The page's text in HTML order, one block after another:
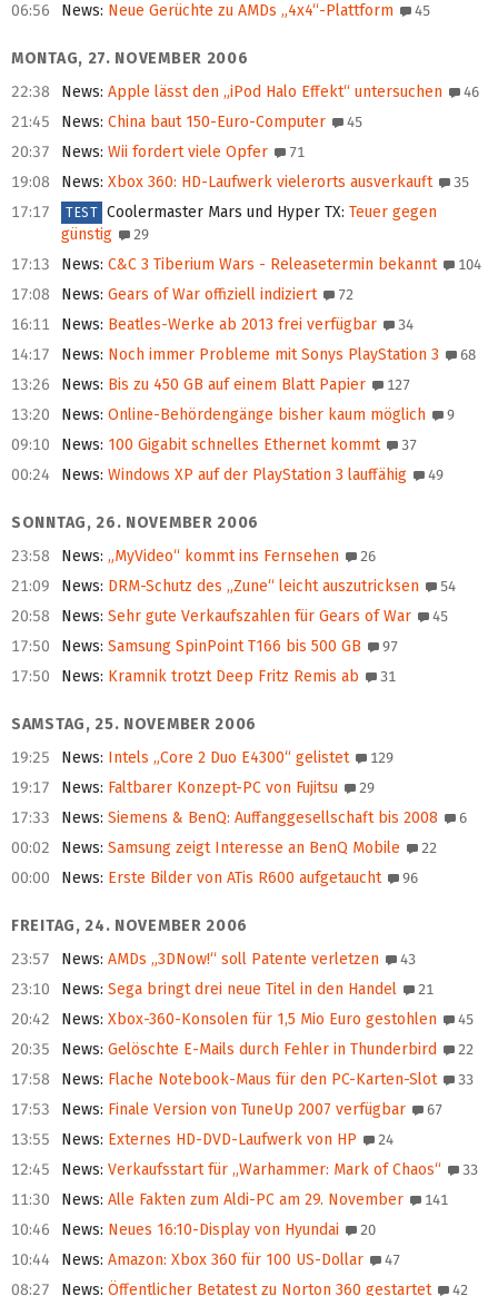
06:56 News: Neue Gerüchte zu AMDs „4x4“-Plattform 45
MONTAG, 27. NOVEMBER 2006
22:38
News: Apple lässt den „iPod Halo Effekt“ untersuchen 46
21:45 News: China baut 150-Euro-Computer 45
20:37 News: Wii fordert viele Opfer 71
19:08 News: Xbox 360: HD-Laufwerk vielerorts ausverkauft 35
17:17 TEST Coolermaster Mars und Hyper TX: Teuer gegen
günstig
29
17:13 News: C&C 3 Tiberium Wars - Releasetermin bekannt 104
17:08 News: Gears of War offiziell indiziert 72
16:11 News: Beatles-Werke ab 2013 frei verfügbar 34
14:17 News: Noch immer Probleme mit Sonys PlayStation 3 68
13:26 News: Bis zu 450 GB auf einem Blatt Papier 127
13:20 News: Online-Behördengänge bisher kaum möglich 9
09:10 News: 100 Gigabit schnelles Ethernet kommt 37
00:24 News: Windows XP auf der PlayStation 3 lauffähig 49
SONNTAG, 26. NOVEMBER 2006
23:58
News: „MyVideo“ kommt ins Fernsehen 26
21:09 News: DRM-Schutz des „Zune“ leicht auszutricksen 54
20:58 News: Sehr gute Verkaufszahlen für Gears of War 45
17:50 News: Samsung SpinPoint T166 bis 500 GB 97
17:50 News: Kramnik trotzt Deep Fritz Remis ab 31
SAMSTAG, 25. NOVEMBER 2006
19:25
News: Intels „Core 2 Duo E4300“ gelistet 129
19:17 News: Faltbarer Konzept-PC von Fujitsu 29
17:33 News: Siemens & BenQ: Auffanggesellschaft bis 2008 6
00:02 News: Samsung zeigt Interesse an BenQ Mobile 22
00:00 News: Erste Bilder von ATis R600 aufgetaucht 96
FREITAG, 24. NOVEMBER 2006
23:57
News: AMDs „3DNow!“ soll Patente verletzen 43
23:10 News: Sega bringt drei neue Titel in den Handel 21
20:42 News: Xbox-360-Konsolen für 1,5 Mio Euro gestohlen 45
20:35 News: Gelöschte E-Mails durch Fehler in Thunderbird 22
17:58 News: Flache Notebook-Maus für den PC-Karten-Slot 33
17:53 News: Finale Version von TuneUp 2007 verfügbar 67
13:55 News: Externes HD-DVD-Laufwerk von HP 24
12:45 News: Verkaufsstart für „Warhammer: Mark of Chaos“ 33
11:30 News: Alle Fakten zum Aldi-PC am 29. November 141
10:46 News: Neues 16:10-Display von Hyundai 20
10:44 News: Amazon: Xbox 360 für 100 US-Dollar 47
08:27 News: Öffentlicher Betatest zu Norton 360 gestartet 42